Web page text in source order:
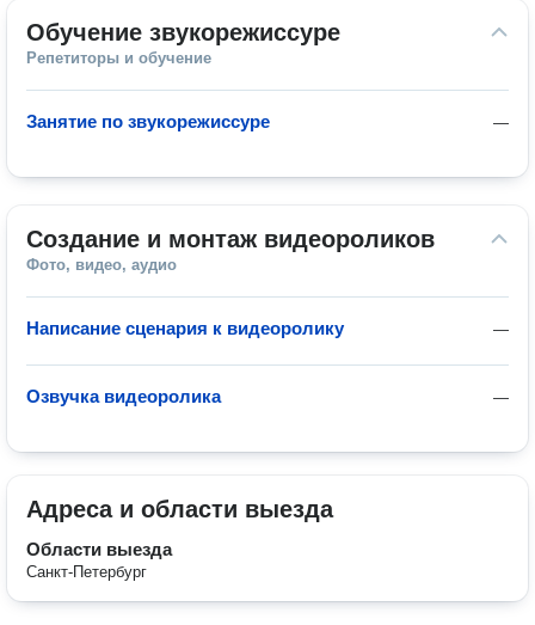
Обучение звукорежиссуре
Репетиторы и обучение
—
Занятие по звукорежиссуре
Создание и монтаж видеороликов
Фото, видео, аудио
—
Написание сценария к видеоролику
—
Озвучка видеоролика
Адреса и области выезда
Области выезда
Санкт-Петербург